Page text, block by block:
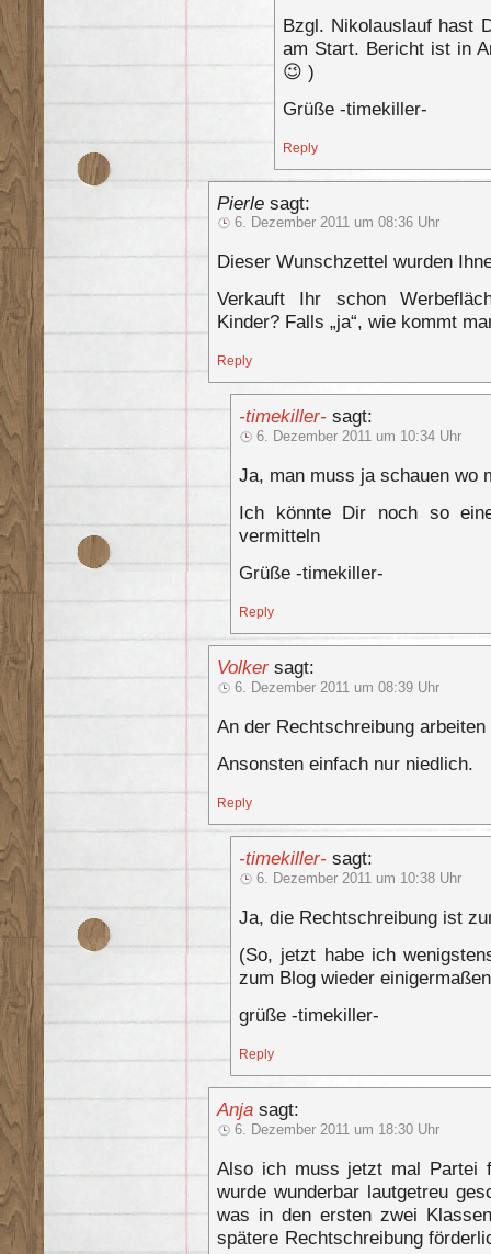
Bzgl. Nikolauslauf hast
am Start. Bericht ist in
😉 )
Grüße -timekiller-
Reply
Pierle sagt:
6. Dezember 2011 um 08:36 Uhr
Dieser Wunschzettel wurden
Verkauft Ihr schon
Kinder? Falls „ja“, wie kommt
Reply
-timekiller- sagt:
6. Dezember 2011 um 10:34 Uhr
Ja, man muss ja schauen wo
Ich könnte Dir noch so
vermitteln
Grüße -timekiller-
Reply
Volker sagt:
6. Dezember 2011 um 08:39 Uhr
An der Rechtschreibung
Ansonsten einfach nur niedlich.
Reply
-timekiller- sagt:
6. Dezember 2011 um 10:38 Uhr
Ja, die Rechtschreibung ist
(So, jetzt habe ich
zum Blog wieder
grüße -timekiller-
Reply
Anja sagt:
6. Dezember 2011 um 18:30 Uhr
Also ich muss jetzt mal Partei
wurde wunderbar lautgetreu
was in den ersten zwei
spätere Rechtschreibung